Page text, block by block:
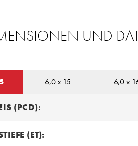
UND
6,0 x 15 6,0 x
(PCD):
(ET):